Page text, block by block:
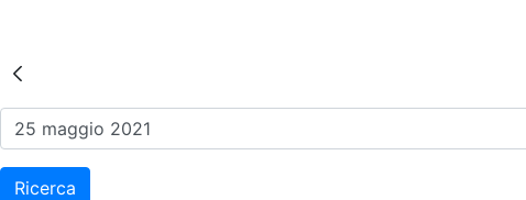
Risultati della Ricerca - Eventi
Ricerca